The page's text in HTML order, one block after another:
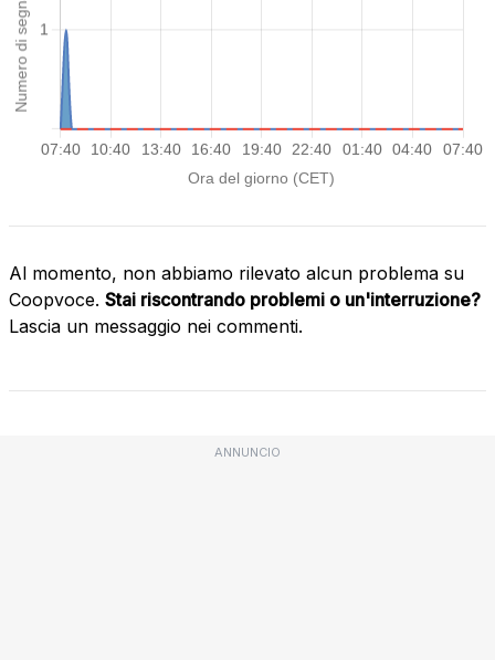
Al momento, non abbiamo rilevato alcun problema su
Coopvoce. Stai riscontrando problemi o un'interruzione?
Lascia un messaggio nei commenti.
ANNUNCIO